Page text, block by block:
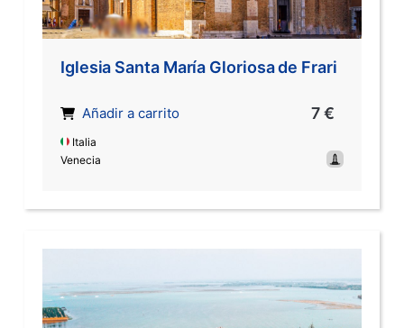
Iglesia Santa María Gloriosa de Frari
Añadir a carrito 7 €
Italia
Venecia